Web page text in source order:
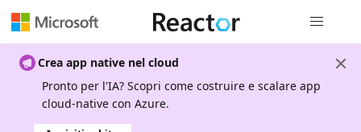
Crea app native nel cloud
Pronto per l'IA? Scopri come costruire e scalare app
cloud-native con Azure.